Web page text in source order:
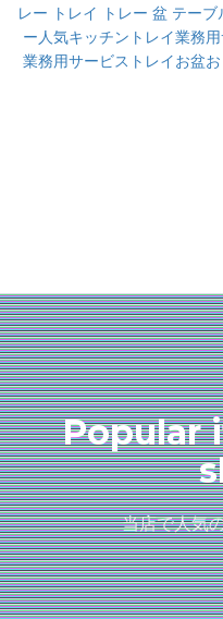
レー トレイ トレー 盆 テー
ー人気キッチントレイ業務
業務用サービストレイお盆
Popular
当店で人気